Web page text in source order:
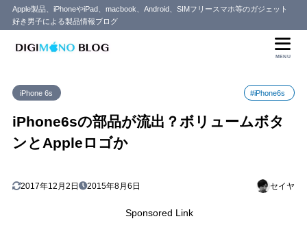
Apple製品、iPhoneやiPad、macbook、Android、SIMフリースマホ等のガジェット
好き男子による製品情報ブログ
MENU
iPhone 6s #iPhone6s
iPhone6sの部品が流出？ボリュームボタ
ンとAppleロゴか
2017年12月2日 2015年8月6日 セイヤ
Sponsored Link